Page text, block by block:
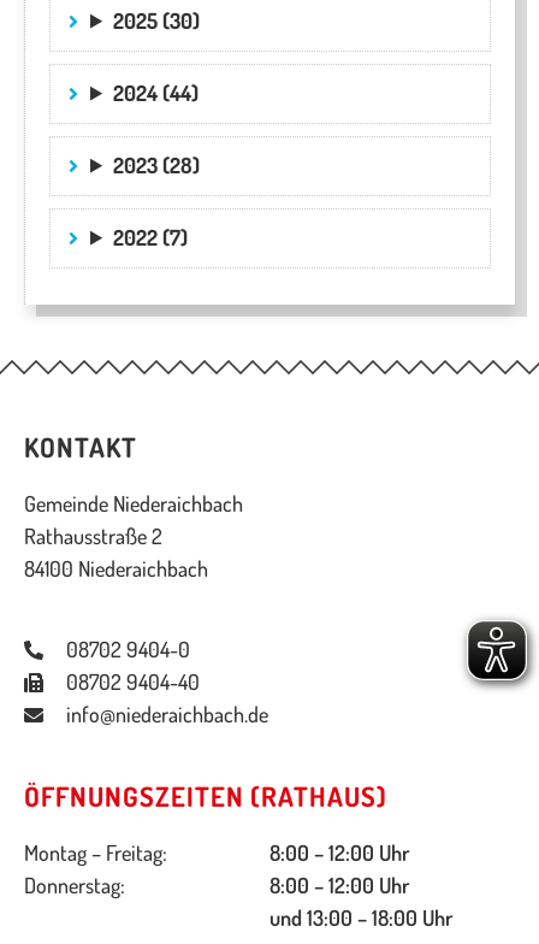
2025 (30)
2024 (44)
2023 (28)
2022 (7)
KONTAKT
Gemeinde Niederaichbach
Rathausstraße 2
84100 Niederaichbach
08702 9404-0
08702 9404-40
info@niederaichbach.de
ÖFFNUNGSZEITEN (RATHAUS)
Montag – Freitag:
8:00 – 12:00 Uhr
Donnerstag:
8:00 – 12:00 Uhr
und 13:00 – 18:00 Uhr